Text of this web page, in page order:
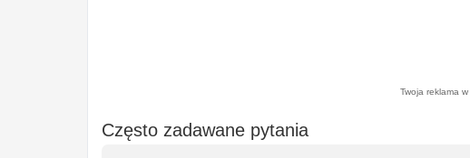
Twoja reklama
Często zadawane pytania